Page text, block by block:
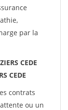
par la
CEDE
CEDE
contrats
ou un